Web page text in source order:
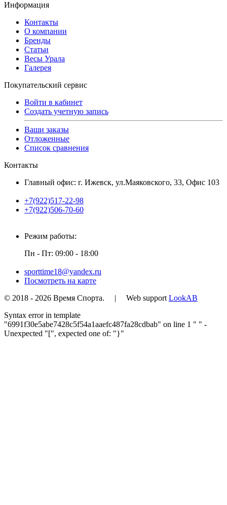
Информация
Контакты
О компании
Бренды
Статьи
Весы Урала
Галерея
Покупательский сервис
Войти в кабинет
Создать учетную запись
Ваши заказы
Отложенные
Список сравнения
Контакты
Главный офис: г. Ижевск, ул.Маяковского, 33, Офис 103
+7(922)517-22-98
+7(922)506-70-60
Режим работы:
Пн - Пт: 09:00 - 18:00
sporttime18@yandex.ru
Посмотреть на карте
© 2018 - 2026 Время Спорта. | Web support LookAB
Syntax error in template
"6991f30e5abe7428c5f54a1aaefc487fa28cdbab" on line 1 " " -
Unexpected "[", expected one of: "}"